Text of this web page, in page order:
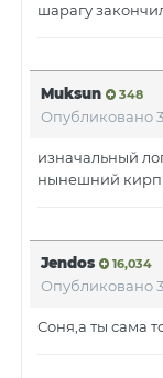
шарагу
Muksun 348
Опубликовано
изначальный
нынешний
Jendos 16,034
Опубликовано
Соня,а ты сама